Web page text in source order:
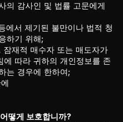
의 감사인 및 법률 고문에게
에서 제기된 불만이나 법적 청
하기 위해;
재적 매수자 또는 매도자가
에 따라 귀하의 개인정보를 존
는 경우에 한하여;
떻게 보호합니까?